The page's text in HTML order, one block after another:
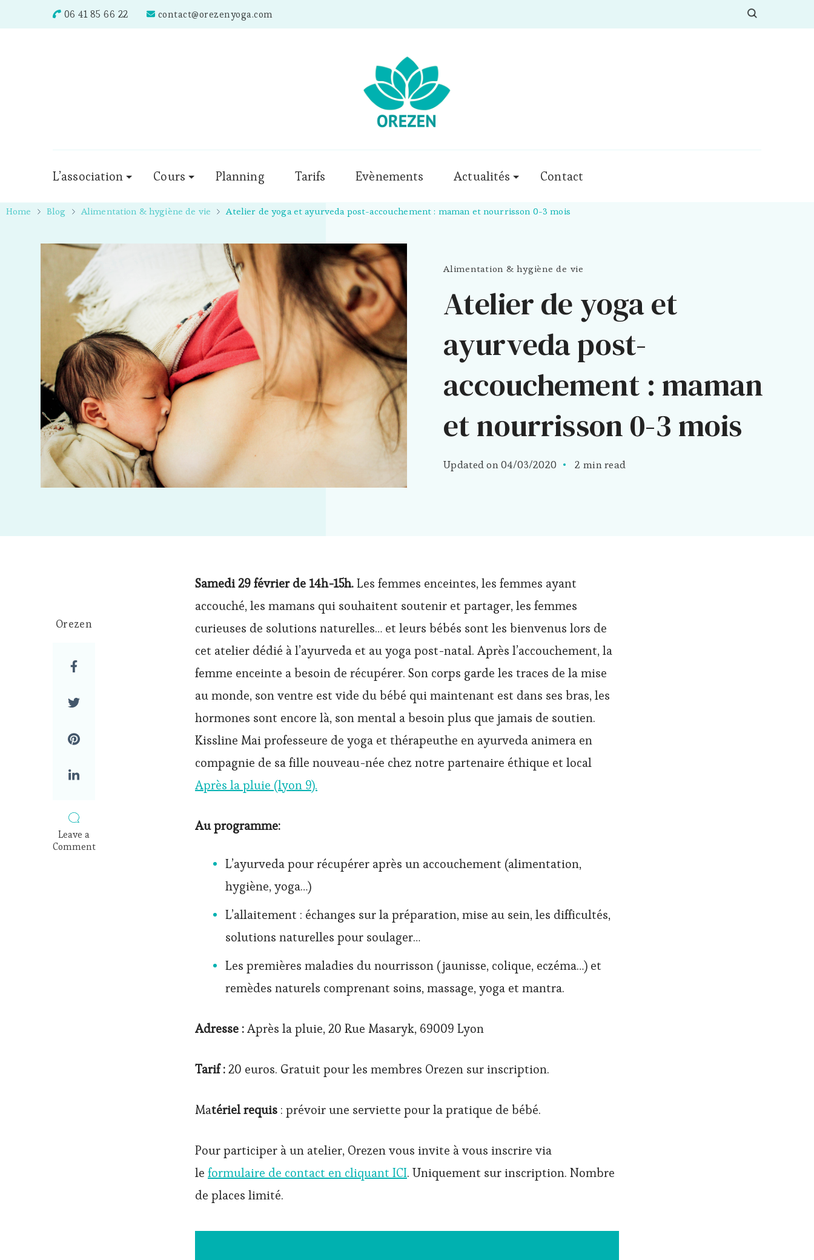
06 41 85 66 22 contact@orezenyoga.com
L’association Cours Planning Tarifs Evènements Actualités Contact
Home Blog Alimentation & hygiène de vie Atelier de yoga et ayurveda post-accouchement : maman et nourrisson 0-3 mois
Alimentation & hygiène de vie
Atelier de yoga et
ayurveda post-
accouchement : maman
et nourrisson 0-3 mois
Updated on04/03/2020 2 min read
Orezen
Leave a
Comment
Samedi 29 février de 14h-15h.Les femmes enceintes, les femmes ayant
accouché, les mamans qui souhaitent soutenir et partager, les femmes
curieuses de solutions naturelles… et leurs bébés sont les bienvenus lors de
cet atelier dédié à l’ayurveda et au yoga post-natal. Après l’accouchement, la
femme enceinte a besoin de récupérer. Son corps garde les traces de la mise
au monde, son ventre est vide du bébé qui maintenant est dans ses bras, les
hormones sont encore là, son mental a besoin plus que jamais de soutien.
Kissline Mai professeure de yoga et thérapeuthe en ayurveda animera en
compagnie de sa fille nouveau-née chez notre partenaire éthique et local
Après la pluie (lyon 9).
Au programme:
L’ayurveda pour récupérer après un accouchement (alimentation,
hygiène, yoga…)
L’allaitement : échanges sur la préparation, mise au sein, les difficultés,
solutions naturelles pour soulager…
Les premières maladies du nourrisson (jaunisse, colique, eczéma…) et
remèdes naturels comprenant soins, massage, yoga et mantra.
Adresse :Après la pluie, 20 Rue Masaryk, 69009 Lyon
Tarif :20 euros. Gratuit pour les membres Orezen sur inscription.
Matériel requis : prévoir une serviette pour la pratique de bébé.
Pour participer à un atelier, Orezen vous invite à vous inscrire via
le formulaire de contact en cliquant ICI. Uniquement sur inscription. Nombre
de places limité.